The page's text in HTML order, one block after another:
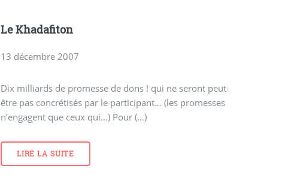
Le Khadafiton
13 décembre 2007
Dix milliards de promesse de dons ! qui ne seront peut-
être pas concrétisés par le participant… (les promesses
n’engagent que ceux qui…) Pour (…)
LIRE LA SUITE